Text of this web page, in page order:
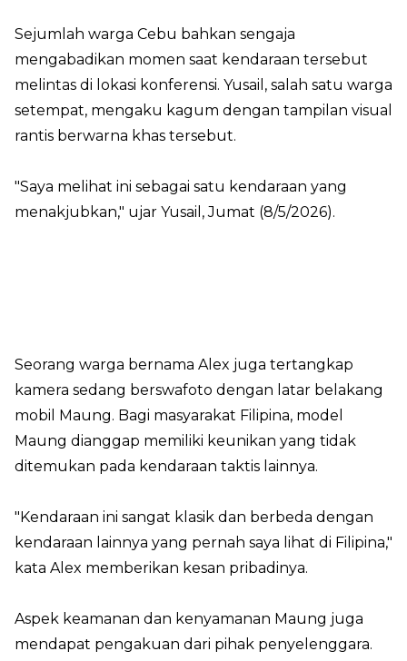
Sejumlah warga Cebu bahkan sengaja
mengabadikan momen saat kendaraan tersebut
melintas di lokasi konferensi. Yusail, salah satu warga
setempat, mengaku kagum dengan tampilan visual
rantis berwarna khas tersebut.
"Saya melihat ini sebagai satu kendaraan yang
menakjubkan," ujar Yusail, Jumat (8/5/2026).
Seorang warga bernama Alex juga tertangkap
kamera sedang berswafoto dengan latar belakang
mobil Maung. Bagi masyarakat Filipina, model
Maung dianggap memiliki keunikan yang tidak
ditemukan pada kendaraan taktis lainnya.
"Kendaraan ini sangat klasik dan berbeda dengan
kendaraan lainnya yang pernah saya lihat di Filipina,"
kata Alex memberikan kesan pribadinya.
Aspek keamanan dan kenyamanan Maung juga
mendapat pengakuan dari pihak penyelenggara.